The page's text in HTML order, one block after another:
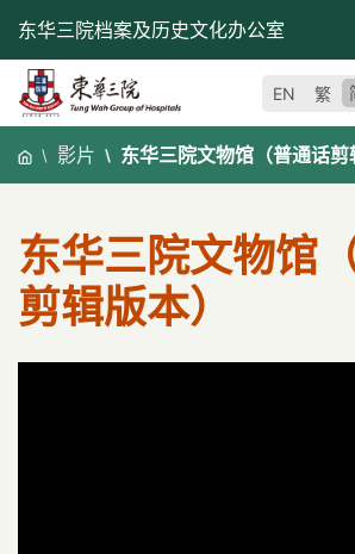
东华三院档案及历史文化办公室
EN 繁
影片 东华三院文物馆（普通话剪
东华三院文物馆
剪辑版本）